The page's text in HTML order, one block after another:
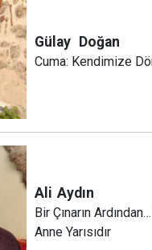
Gülay Doğan
Cuma: Kendimize
Ali Aydın
Bir Çınarın
Anne Yarısıdır